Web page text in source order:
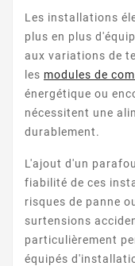
Les installations
plus en plus
aux variations de
les modules de
énergétique ou
nécessitent une
durablement.
L'ajout d'un
fiabilité de ces
risques de panne
surtensions
particulièrement
équipés